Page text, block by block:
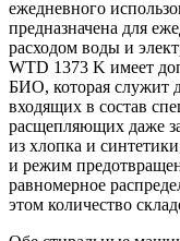
ежедневного
предназначена для
расходом воды и
WTD 1373 K имеет
БИО, которая служит
входящих в состав
расщепляющих даже
из хлопка и
и режим
равномерное
этом количество